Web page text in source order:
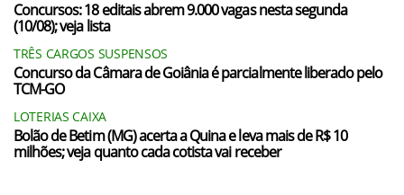
Concursos: 18 editais abrem 9.000 vagas nesta segunda
(10/08); veja lista
TRÊS CARGOS SUSPENSOS
Concurso da Câmara de Goiânia é parcialmente liberado pelo
TCM-GO
LOTERIAS CAIXA
Bolão de Betim (MG) acerta a Quina e leva mais de R$ 10
milhões; veja quanto cada cotista vai receber